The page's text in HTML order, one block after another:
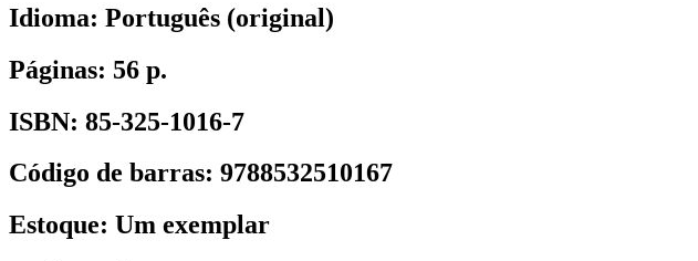
Idioma: Português (original)
Páginas: 56 p.
ISBN: 85-325-1016-7
Código de barras: 9788532510167
Estoque: Um exemplar